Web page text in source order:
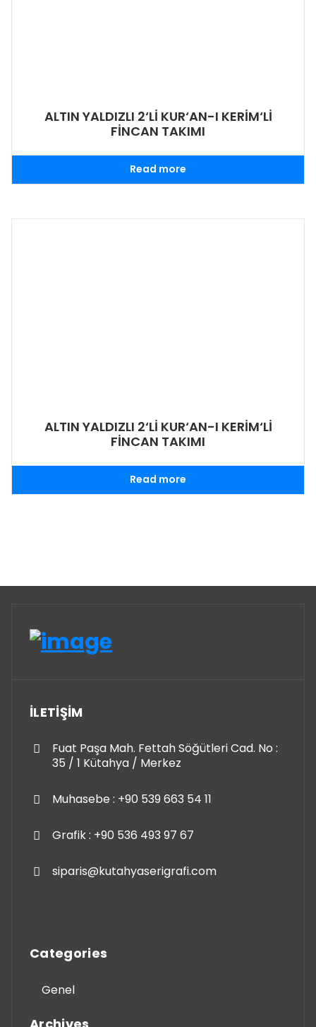
ALTIN YALDIZLI 2‘Lİ KUR‘AN-I KERİM‘Lİ
FİNCAN TAKIMI
Read more
ALTIN YALDIZLI 2‘Lİ KUR‘AN-I KERİM‘Lİ
FİNCAN TAKIMI
Read more
İLETİŞİM
Fuat Paşa Mah. Fettah Söğütleri Cad. No :
35 / 1 Kütahya / Merkez
Muhasebe : +90 539 663 54 11
Grafik : +90 536 493 97 67
siparis@kutahyaserigrafi.com
Categories
Genel